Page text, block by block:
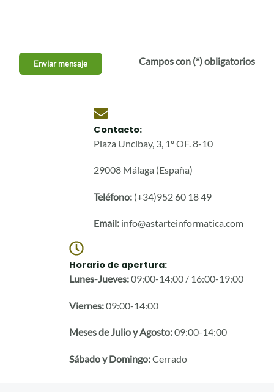
Enviar mensaje Campos con (*) obligatorios
Contacto:
Plaza Uncibay, 3, 1º OF. 8-10
29008 Málaga (España)
Teléfono: (+34)952 60 18 49
Email: info@astarteinformatica.com
Horario de apertura:
Lunes-Jueves:09:00-14:00 / 16:00-19:00
Viernes:09:00-14:00
Meses de Julio y Agosto:09:00-14:00
Sábado y Domingo:Cerrado